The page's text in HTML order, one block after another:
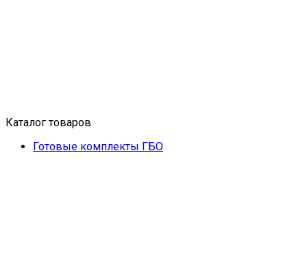
Каталог товаров
Готовые комплекты ГБО